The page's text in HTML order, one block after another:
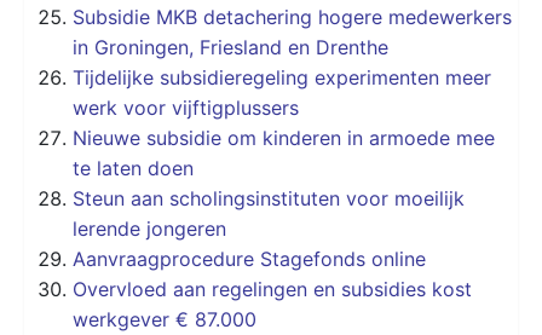
Subsidie MKB detachering hogere medewerkers
in Groningen, Friesland en Drenthe
Tijdelijke subsidieregeling experimenten meer
werk voor vijftigplussers
Nieuwe subsidie om kinderen in armoede mee
te laten doen
Steun aan scholingsinstituten voor moeilijk
lerende jongeren
Aanvraagprocedure Stagefonds online
Overvloed aan regelingen en subsidies kost
werkgever € 87.000